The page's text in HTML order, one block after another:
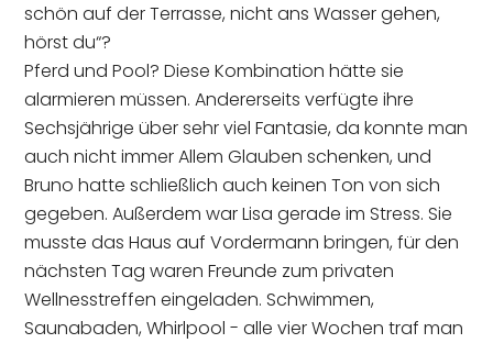
schön auf der Terrasse, nicht ans Wasser gehen,
hörst du“?
Pferd und Pool? Diese Kombination hätte sie
alarmieren müssen. Andererseits verfügte ihre
Sechsjährige über sehr viel Fantasie, da konnte man
auch nicht immer Allem Glauben schenken, und
Bruno hatte schließlich auch keinen Ton von sich
gegeben. Außerdem war Lisa gerade im Stress. Sie
musste das Haus auf Vordermann bringen, für den
nächsten Tag waren Freunde zum privaten
Wellnesstreffen eingeladen. Schwimmen,
Saunabaden, Whirlpool - alle vier Wochen traf man